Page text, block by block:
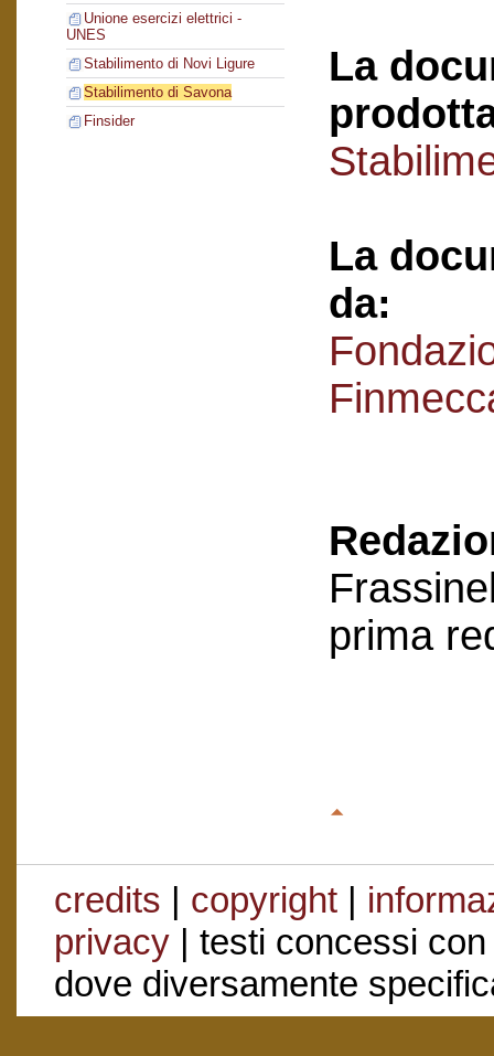
Unione esercizi elettrici -
UNES
Stabilimento di Novi Ligure
Stabilimento di Savona
Finsider
La
La
da:
prima
credits | copyright|
privacy| testi concessi
dove diversamente